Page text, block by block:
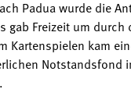
Padua wurde die
gab Freizeit um durch
Kartenspielen kam
Notstandsfond